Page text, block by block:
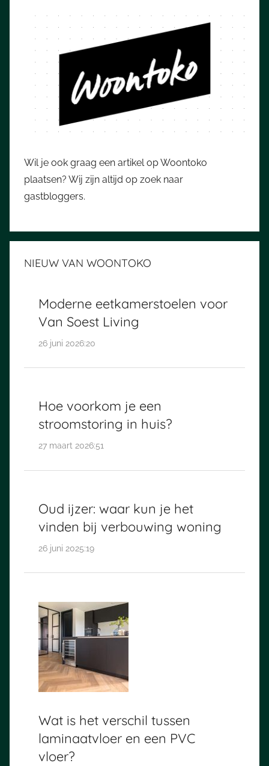
Wil je ook graag een artikel op Woontoko
plaatsen? Wij zijn altijd op zoek naar
gastbloggers.
NIEUW VAN WOONTOKO
Moderne eetkamerstoelen voor
Van Soest Living
26 juni 2026:20
Hoe voorkom je een
stroomstoring in huis?
27 maart 2026:51
Oud ijzer: waar kun je het
vinden bij verbouwing woning
26 juni 2025:19
Wat is het verschil tussen
laminaatvloer en een PVC
vloer?